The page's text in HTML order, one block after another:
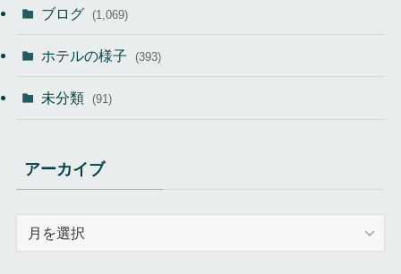
ブログ (1,069)
ホテルの様子 (393)
未分類 (91)
アーカイブ